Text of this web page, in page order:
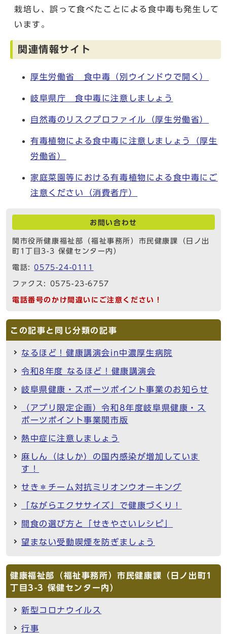
栽培し、誤って食べたことによる食中毒も発生して
います。
関連情報サイト
厚生労働省 食中毒 （別ウインドウで開く）
岐阜県庁 食中毒に注意しましょう
自然毒のリスクプロファイル（厚生労働省）
有毒植物による食中毒に注意しましょう（厚生
労働省）
家庭菜園等における有毒植物による食中毒にご
注意ください（消費者庁）
お問い合わせ
関市役所健康福祉部（福祉事務所）市民健康課（日ノ出
町1丁目3-3 保健センター内）
電話:0575-24-0111
ファクス: 0575-23-6757
電話番号のかけ間違いにご注意ください！
この記事と同じ分類の記事
なるほど！健康講演会in中濃厚生病院
令和8年度 なるほど！健康講演会
岐阜県健康・スポーツポイント事業のお知らせ
（アプリ限定企画）令和8年度岐阜県健康・ス
ポーツポイント事業関市版
熱中症に注意しましょう
麻しん（はしか）の国内感染が増加していま
す！
せき＊チーム対抗ミリオンウオーキング
「ながらエクササイズ」で健康づくり！
間食の選び方と「せきやさいレシピ」
望まない受動喫煙を防ぎましょう
健康福祉部（福祉事務所）市民健康課（日ノ出町1
丁目3-3 保健センター内）
新型コロナウイルス
行事